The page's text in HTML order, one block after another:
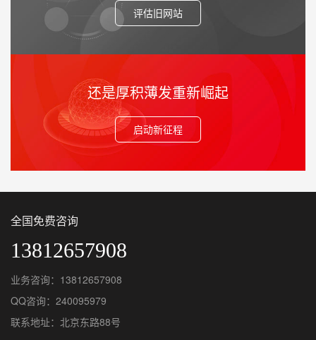
评估旧网站
还是厚积薄发重新崛起
启动新征程
全国免费咨询
13812657908
业务咨询：13812657908
QQ咨询：240095979
联系地址：北京东路88号